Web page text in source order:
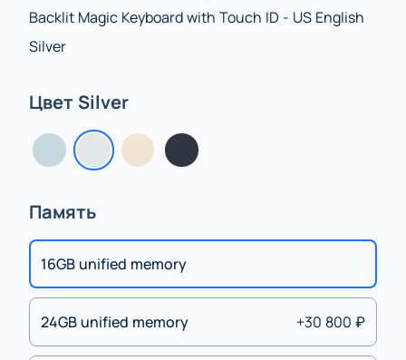
Backlit Magic Keyboard with Touch ID - US English
Silver
Цвет Silver
Память
16GB unified memory
24GB unified memory +30 800 ₽